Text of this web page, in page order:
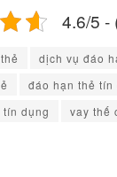
4.6/5 -
dịch vụ đáo
đáo hạn thẻ tín
tín dụng vay thế